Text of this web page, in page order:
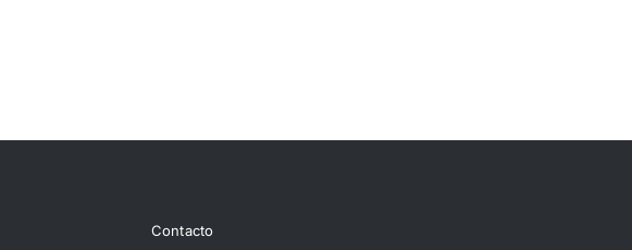
Contacto